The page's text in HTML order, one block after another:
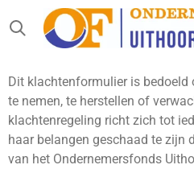
Ga
direct
de
hoofdinhoud
Dit klachtenformulier is bedoeld
te nemen, te herstellen of
klachtenregeling richt zich tot
haar belangen geschaad te zijn
van het Ondernemersfonds